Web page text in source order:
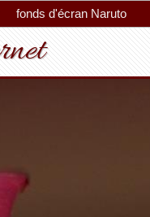
fonds d'écran Naruto